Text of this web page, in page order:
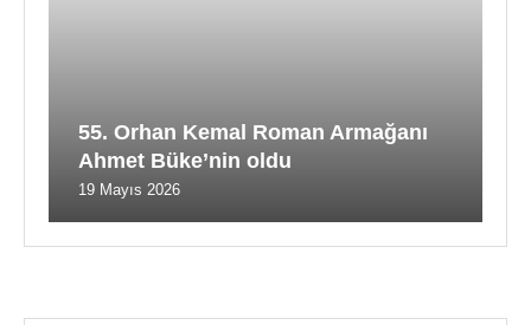
55. Orhan Kemal Roman Armağanı
Ahmet Büke’nin oldu
19 Mayıs 2026